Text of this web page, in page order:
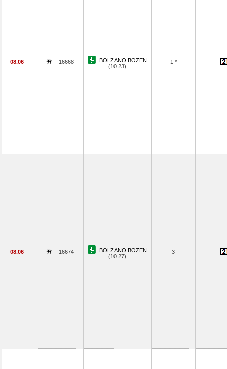
08.06 16668
BOLZANO BOZEN
(10.23)
1 *
08.06 16674
BOLZANO BOZEN
(10.27)
3